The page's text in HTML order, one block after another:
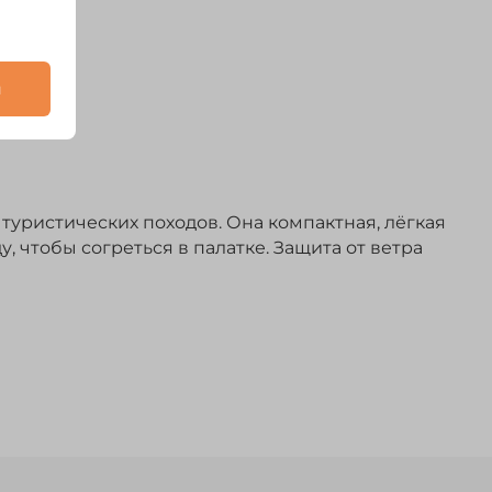
походов. Она компактная, лёгкая
согреться в палатке. Защита от ветра